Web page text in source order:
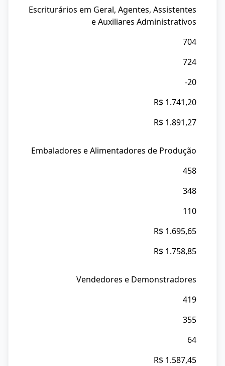
Escriturários em Geral, Agentes, Assistentes
e Auxiliares Administrativos
704
724
-20
R$ 1.741,20
R$ 1.891,27
Embaladores e Alimentadores de Produção
458
348
110
R$ 1.695,65
R$ 1.758,85
Vendedores e Demonstradores
419
355
64
R$ 1.587,45